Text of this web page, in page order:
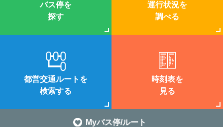
バス停を
探す
運行状況を
調べる
都営交通ルートを
検索する
時刻表を
見る
Myバス停/ルート